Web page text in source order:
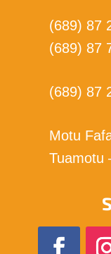
(689) 87
(689) 87
(689) 87
Motu
Tuamotu